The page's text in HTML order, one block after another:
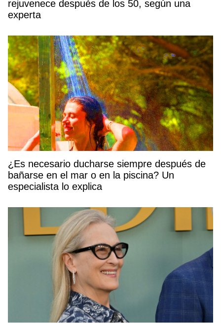
rejuvenece después de los 50, según una
experta
¿Es necesario ducharse siempre después de
bañarse en el mar o en la piscina? Un
especialista lo explica